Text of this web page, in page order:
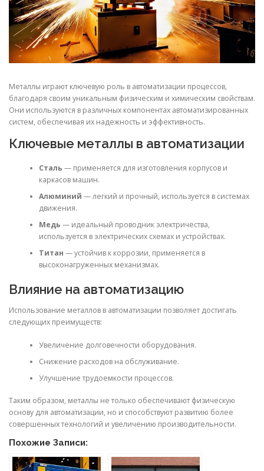
Металлы играют ключевую роль в автоматизации процессов,
благодаря своим уникальным физическим и химическим свойствам.
Они используются в различных компонентах автоматизированных
систем, обеспечивая их надежность и эффективность.
Ключевые металлы в автоматизации
Сталь — применяется для изготовления корпусов и
каркасов машин.
Алюминий — легкий и прочный, используется в системах
движения.
Медь — идеальный проводник электричества,
используется в электрических схемах и устройствах.
Титан — устойчив к коррозии, применяется в
высоконагруженных механизмах.
Влияние на автоматизацию
Использование металлов в автоматизации позволяет достигать
следующих преимуществ:
Увеличение долговечности оборудования.
Снижение расходов на обслуживание.
Улучшение трудоемкости процессов.
Таким образом, металлы не только обеспечивают физическую
основу для автоматизации, но и способствуют развитию более
совершенных технологий и увеличению производительности.
Похожие Записи: